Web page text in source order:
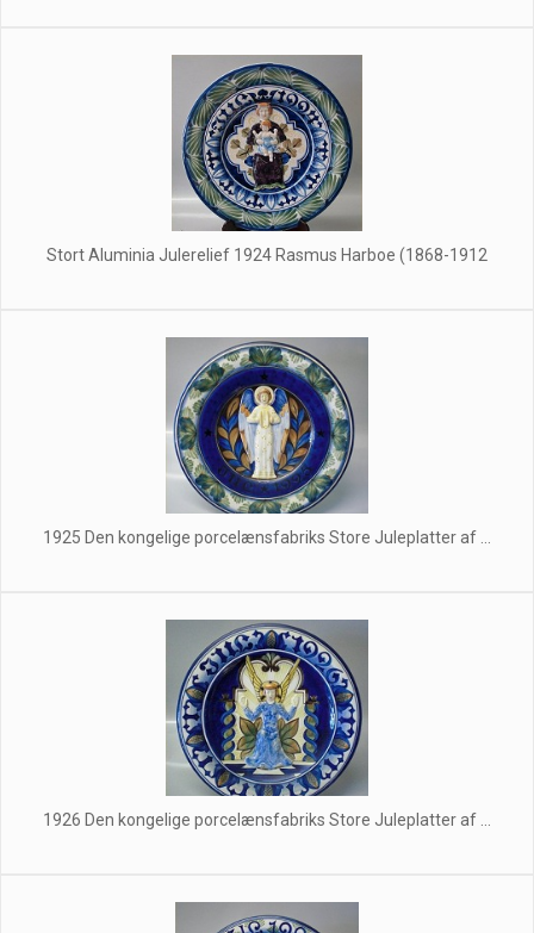
Stort Aluminia Julerelief 1924 Rasmus Harboe (1868-1912
1925 Den kongelige porcelænsfabriks Store Juleplatter af ...
1926 Den kongelige porcelænsfabriks Store Juleplatter af ...